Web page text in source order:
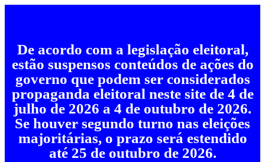
De acordo com a legislação eleitoral,
estão suspensos conteúdos de ações do
governo que podem ser considerados
propaganda eleitoral neste site de 4 de
julho de 2026 a 4 de outubro de 2026.
Se houver segundo turno nas eleições
majoritárias, o prazo será estendido
até 25 de outubro de 2026.